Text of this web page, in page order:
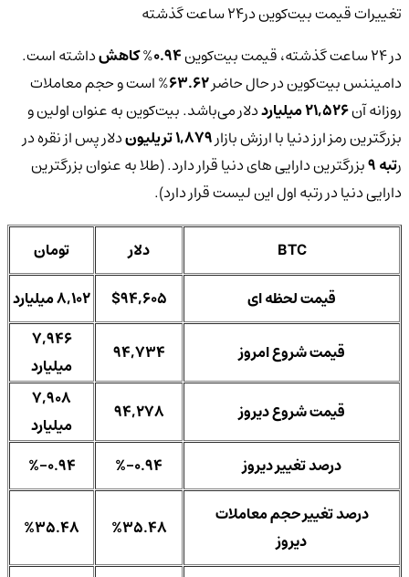
تغییرات قیمت بیت‌کوین‌ در24 ساعت گذشته
در 24 ساعت گذشته، قیمت بیت‌کوین
0.94
%کاهشداشته است.
دامیننس بیت‌کوین در حال حاضر63.62% است و حجم معاملات
روزانه آن21,526 میلیارد
دلار می‌باشد. بیت‌کوین به عنوان اولین و
بزرگترین رمز ارز دنیا با ارزش بازار1,879 تریلیون
دلار پس از نقره در
تبه 9 بزرگترین دارایی های دنیا قرار دارد. (طلا به عنوان بزرگترین
دارایی دنیا در رتبه اول این لیست قرار دارد).
BTC دلار
تومان
قیمت لحظه ای
$94,605 8,102 میلیارد
قیمت شروع امروز 94,734
7,946
میلیارد
قیمت شروع دیروز
94,278
7,908
میلیارد
درصد تغییر دیروز
%-0.94
%-0.94
درصد تغییر حجم معاملات
دیروز
%35.48
%35.48